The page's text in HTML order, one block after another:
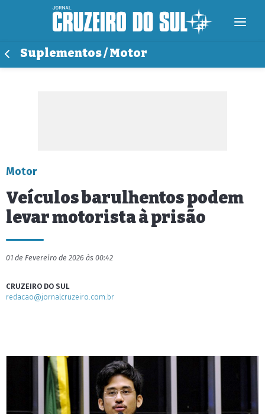
Suplementos / Motor
Motor
Veículos barulhentos podem
levar motorista à prisão
01 de Fevereiro de 2026 às 00:42
CRUZEIRO DO SUL
redacao@jornalcruzeiro.com.br